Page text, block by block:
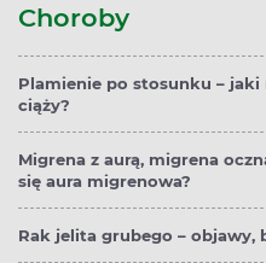
Choroby
Plamienie po stosunku –
ciąży?
Migrena z aurą, migrena
się aura migrenowa?
Rak jelita grubego – objawy,